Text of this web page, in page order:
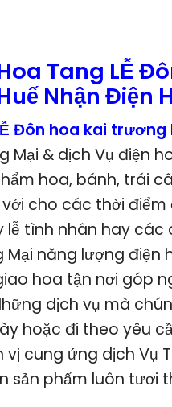
Tang LỄ
Nhận Điện
Đôn hoa kai trương
Mại & dịch Vụ điện
hoa, bánh, trái
cho các thời
lễ tình nhân hay
năng lượng điện
hoa tận nơi góp
dịch vụ mà
hoặc đi theo yêu
cung ứng dịch Vụ
sản phẩm luôn tươi